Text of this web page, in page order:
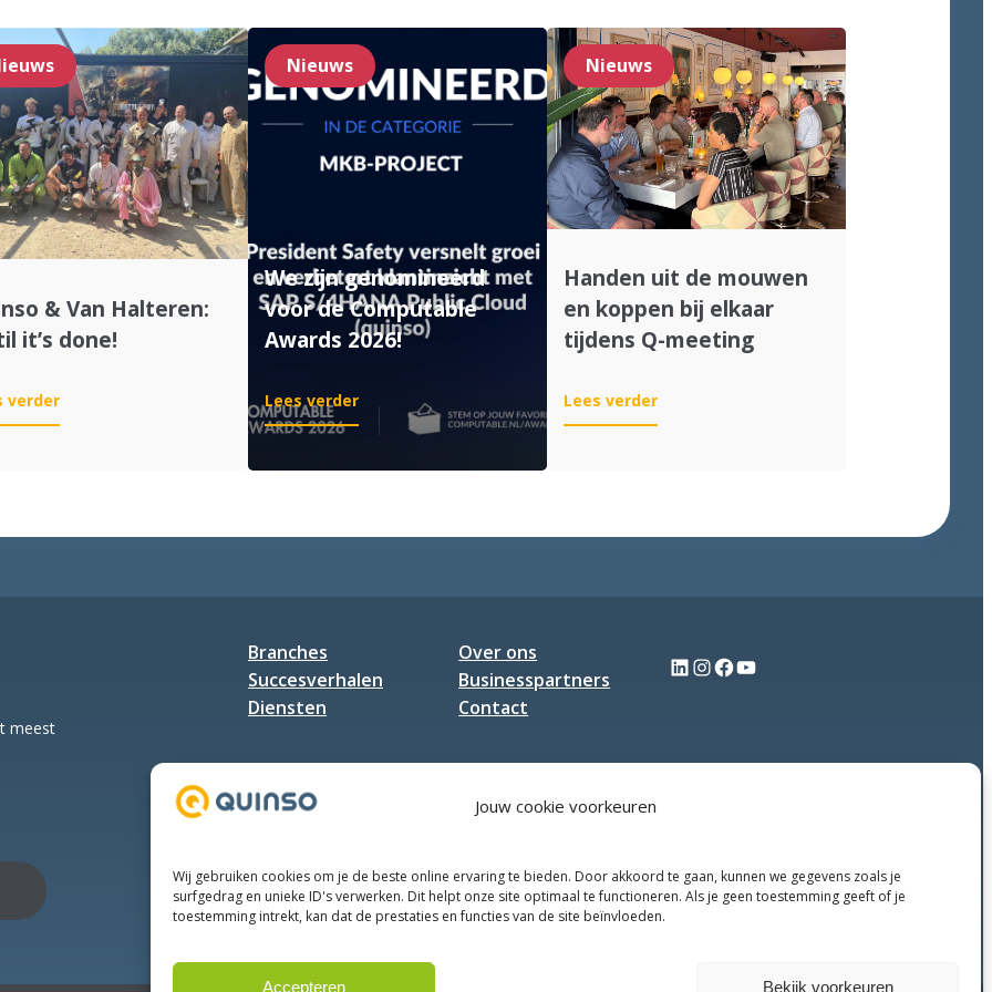
Jouw cookie voorkeuren
Wij gebruiken cookies om je de beste online ervaring te bieden. Door akkoord te gaan, kunnen we gegevens zoals je
surfgedrag en unieke ID's verwerken. Dit helpt onze site optimaal te functioneren. Als je geen toestemming geeft of je
toestemming intrekt, kan dat de prestaties en functies van de site beïnvloeden.
Accepteren Bekijk voorkeuren
& Van Halteren:
it’s done!
verder:
Quinso
Nieuws
We zijn genomineerd
voor de Computable
Awards 2026!
Lees verder:
We
genomineerd
Nieuws
Handen uit de mouwen
en koppen bij elkaar
tijdens Q-meeting
Lees verder:
Handen
meeting
meest
Branches
Succesverhalen
Diensten
Over ons
Businesspartners
Contact
LinkedIn InstagramFacebook YouTube